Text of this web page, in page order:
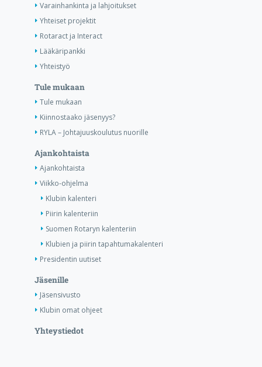
Varainhankinta ja lahjoitukset
Yhteiset projektit
Rotaract ja Interact
Lääkäripankki
Yhteistyö
Tule mukaan
Tule mukaan
Kiinnostaako jäsenyys?
RYLA – Johtajuuskoulutus nuorille
Ajankohtaista
Ajankohtaista
Viikko-ohjelma
Klubin kalenteri
Piirin kalenteriin
Suomen Rotaryn kalenteriin
Klubien ja piirin tapahtumakalenteri
Presidentin uutiset
Jäsenille
Jäsensivusto
Klubin omat ohjeet
Yhteystiedot